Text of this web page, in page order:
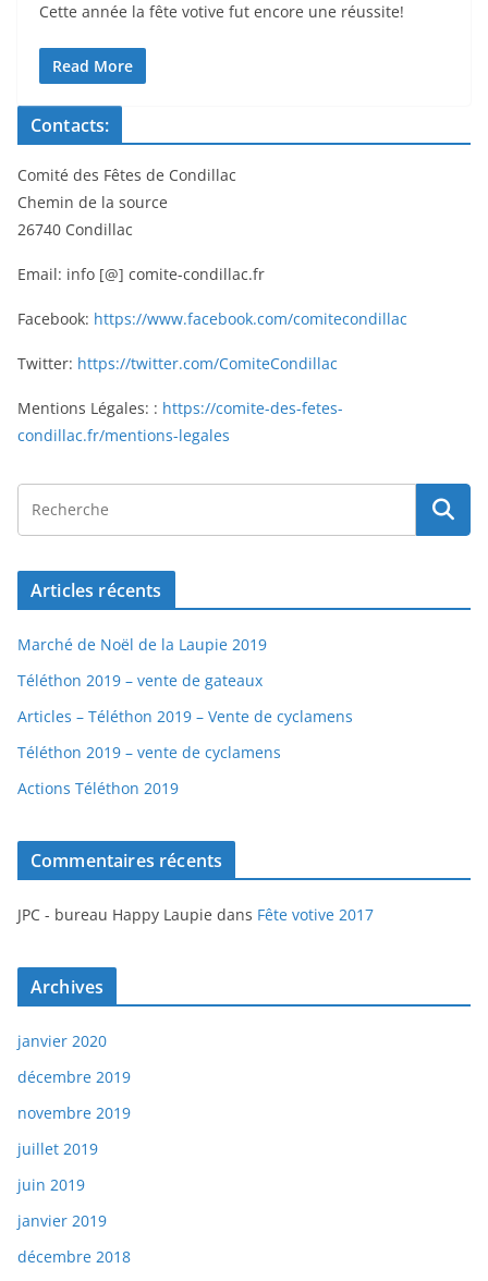
Cette année la fête votive fut encore une réussite!
Read More
Contacts:
Comité des Fêtes de Condillac
Chemin de la source
26740 Condillac
Email: info [@] comite-condillac.fr
Facebook: https://www.facebook.com/comitecondillac
Twitter: https://twitter.com/ComiteCondillac
Mentions Légales: : https://comite-des-fetes-
condillac.fr/mentions-legales
Articles récents
Marché de Noël de la Laupie 2019
Téléthon 2019 – vente de gateaux
Articles – Téléthon 2019 – Vente de cyclamens
Téléthon 2019 – vente de cyclamens
Actions Téléthon 2019
Commentaires récents
JPC - bureau Happy Laupie dans Fête votive 2017
Archives
janvier 2020
décembre 2019
novembre 2019
juillet 2019
juin 2019
janvier 2019
décembre 2018